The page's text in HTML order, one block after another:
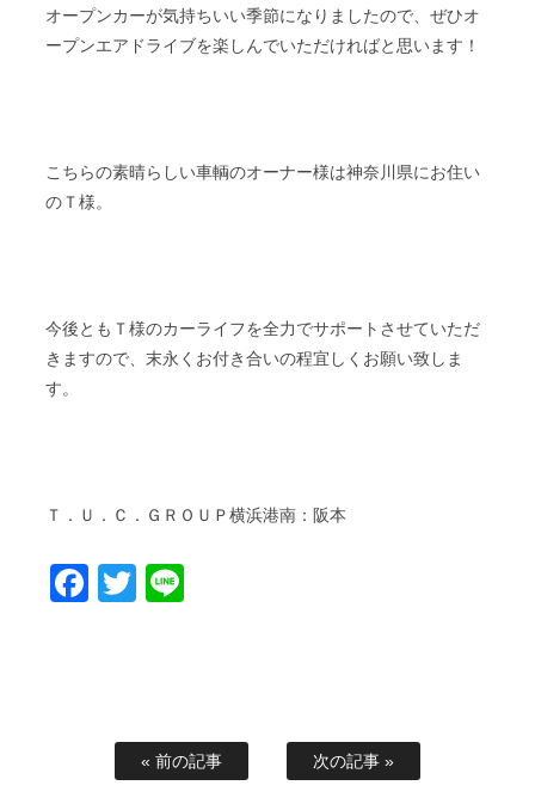
オープンカーが気持ちいい季節になりましたので、ぜひオ
ープンエアドライブを楽しんでいただければと思います！
こちらの素晴らしい車輌のオーナー様は神奈川県にお住い
のＴ様。
今後ともＴ様のカーライフを全力でサポートさせていただ
きますので、末永くお付き合いの程宜しくお願い致しま
す。
Ｔ．Ｕ．Ｃ．ＧＲＯＵＰ横浜港南：阪本
Facebook
Twitter
« 前の記事 次の記事 »